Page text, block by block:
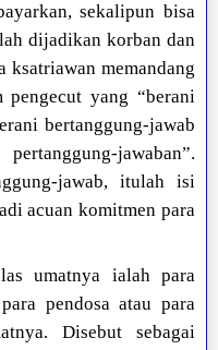
sekalipun bisa
dijadikan korban dan
ksatriawan memandang
yang “berani
bertanggung-jawab
jawaban”.
jawab, itulah isi
acuan komitmen para
umatnya ialah para
pendosa atau para
Disebut sebagai